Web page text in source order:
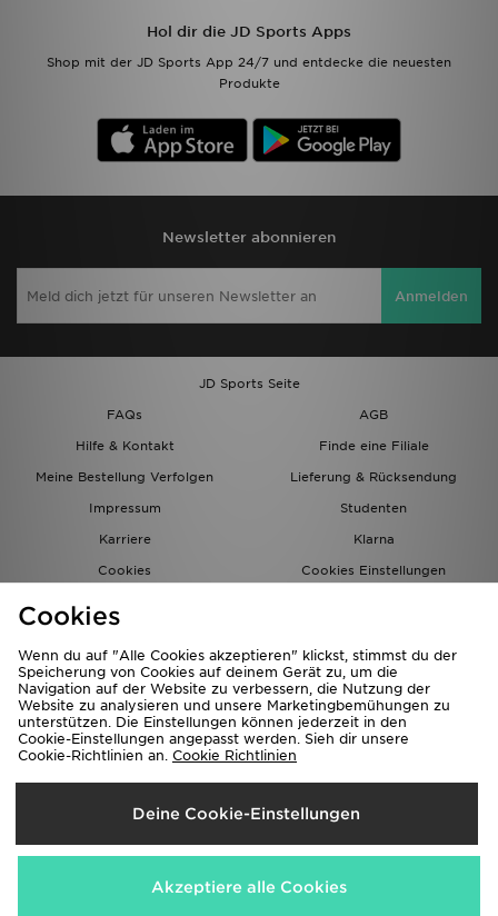
Hol dir die JD Sports Apps
Shop mit der JD Sports App 24/7 und entdecke die neuesten
Produkte
Newsletter abonnieren
Anmelden
JD Sports Seite
FAQs
AGB
Hilfe & Kontakt
Finde eine Filiale
Meine Bestellung Verfolgen
Lieferung & Rücksendung
Impressum
Studenten
Karriere
Klarna
Cookies
Cookies Einstellungen
Lieferung Nach
Deutschland
Wir akzeptieren folgende Zahlungsmethoden
Cookies
Wenn du auf "Alle Cookies akzeptieren" klickst, stimmst du der
Speicherung von Cookies auf deinem Gerät zu, um die
Navigation auf der Website zu verbessern, die Nutzung der
Website zu analysieren und unsere Marketingbemühungen zu
unterstützen. Die Einstellungen können jederzeit in den
Cookie-Einstellungen angepasst werden. Sieh dir unsere
Cookie-Richtlinien an. Cookie Richtlinien
Deine Cookie-Einstellungen
Akzeptiere alle Cookies